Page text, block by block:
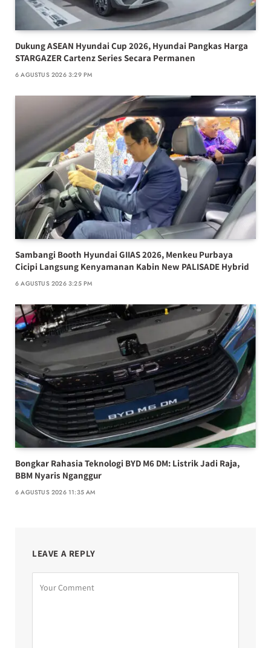
Dukung ASEAN Hyundai Cup 2026, Hyundai Pangkas Harga
STARGAZER Cartenz Series Secara Permanen
6 AGUSTUS 2026 3:29 PM
Sambangi Booth Hyundai GIIAS 2026, Menkeu Purbaya
Cicipi Langsung Kenyamanan Kabin New PALISADE Hybrid
6 AGUSTUS 2026 3:25 PM
Bongkar Rahasia Teknologi BYD M6 DM: Listrik Jadi Raja,
BBM Nyaris Nganggur
6 AGUSTUS 2026 11:35 AM
LEAVE A REPLY